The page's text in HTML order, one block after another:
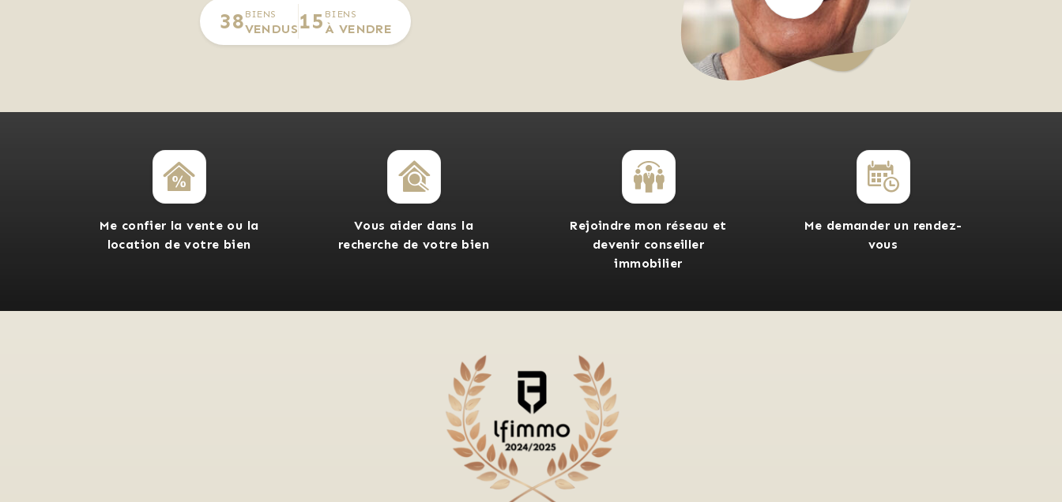
38 BIENS
VENDUS 15 BIENS
À VENDRE
Me confier la vente ou la
location de votre bien
Vous aider dans la
recherche de votre bien
Rejoindre mon réseau et
devenir conseiller
immobilier
Me demander un rendez-
vous